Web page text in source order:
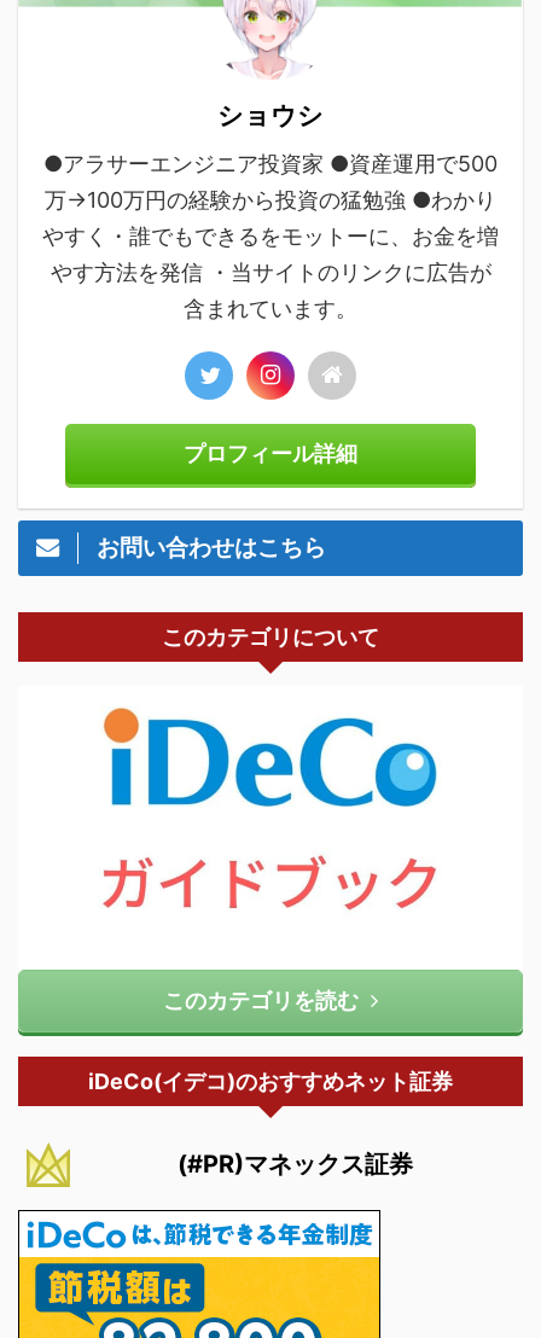
ショウシ
●アラサーエンジニア投資家 ●資産運用で500
万→100万円の経験から投資の猛勉強 ●わかり
やすく・誰でもできるをモットーに、お金を増
やす方法を発信 ・当サイトのリンクに広告が
含まれています。
プロフィール詳細
お問い合わせはこちら
このカテゴリについて
このカテゴリを読む
iDeCo(イデコ)のおすすめネット証券
(#PR)マネックス証券